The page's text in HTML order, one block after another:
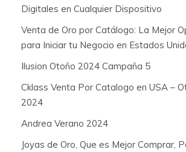
Digitales en Cualquier Dispositivo
Venta de Oro por Catálogo: La Mejor
para Iniciar tu Negocio en Estados
Ilusion Otoño 2024 Campaña 5
Cklass Venta Por Catalogo en USA –
2024
Andrea Verano 2024
Joyas de Oro, Que es Mejor Comprar,